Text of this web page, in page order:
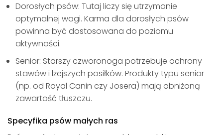
Dorosłych psów: Tutaj liczy się utrzymanie
optymalnej wagi. Karma dla dorosłych psów
powinna być dostosowana do poziomu
aktywności.
Senior: Starszy czworonoga potrzebuje ochrony
stawów i lżejszych posiłków. Produkty typu senior
(np. od Royal Canin czy Josera) mają obniżoną
zawartość tłuszczu.
Specyfika psów małych ras